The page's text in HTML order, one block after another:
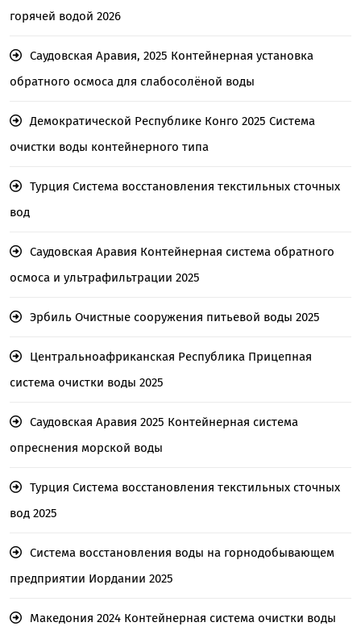
горячей водой 2026
Саудовская Аравия, 2025 Контейнерная установка
обратного осмоса для слабосолёной воды
Демократической Республике Конго 2025 Система
очистки воды контейнерного типа
Турция Система восстановления текстильных сточных
вод
Саудовская Аравия Контейнерная система обратного
осмоса и ультрафильтрации 2025
Эрбиль Очистные сооружения питьевой воды 2025
Центральноафриканская Республика Прицепная
система очистки воды 2025
Саудовская Аравия 2025 Контейнерная система
опреснения морской воды
Турция Система восстановления текстильных сточных
вод 2025
Система восстановления воды на горнодобывающем
предприятии Иордании 2025
Македония 2024 Контейнерная система очистки воды